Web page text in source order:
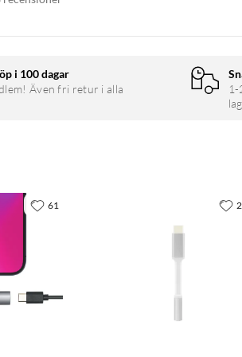
i 100 dagar
Även fri retur i alla
61